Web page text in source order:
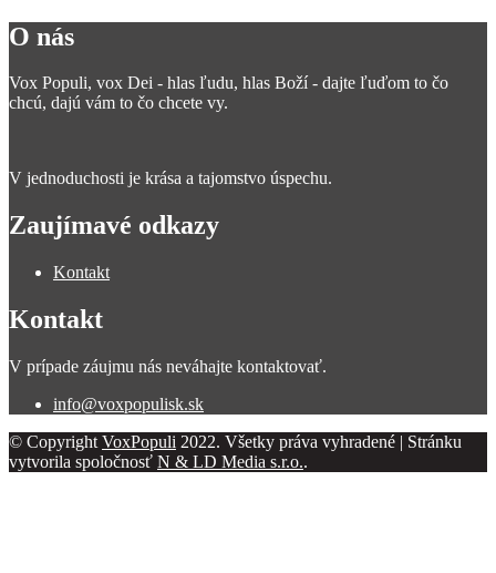
O nás
Vox Populi, vox Dei - hlas ľudu, hlas Boží - dajte ľuďom to čo
chcú, dajú vám to čo chcete vy.
V jednoduchosti je krása a tajomstvo úspechu.
Zaujímavé odkazy
Kontakt
Kontakt
V prípade záujmu nás neváhajte kontaktovať.
info@voxpopulisk.sk
© Copyright VoxPopuli 2022. Všetky práva vyhradené | Stránku
vytvorila spoločnosť N & LD Media s.r.o..